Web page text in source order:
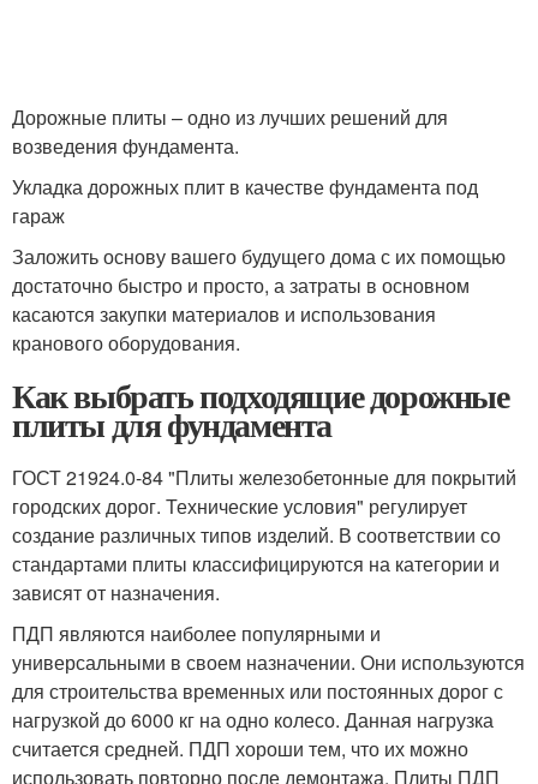
Дорожные плиты – одно из лучших решений для
возведения фундамента.
Укладка дорожных плит в качестве фундамента под
гараж
Заложить основу вашего будущего дома с их помощью
достаточно быстро и просто, а затраты в основном
касаются закупки материалов и использования
кранового оборудования.
Как выбрать подходящие дорожные
плиты для фундамента
ГОСТ 21924.0-84 "Плиты железобетонные для покрытий
городских дорог. Технические условия" регулирует
создание различных типов изделий. В соответствии со
стандартами плиты классифицируются на категории и
зависят от назначения.
ПДП являются наиболее популярными и
универсальными в своем назначении. Они используются
для строительства временных или постоянных дорог с
нагрузкой до 6000 кг на одно колесо. Данная нагрузка
считается средней. ПДП хороши тем, что их можно
использовать повторно после демонтажа. Плиты ПДП